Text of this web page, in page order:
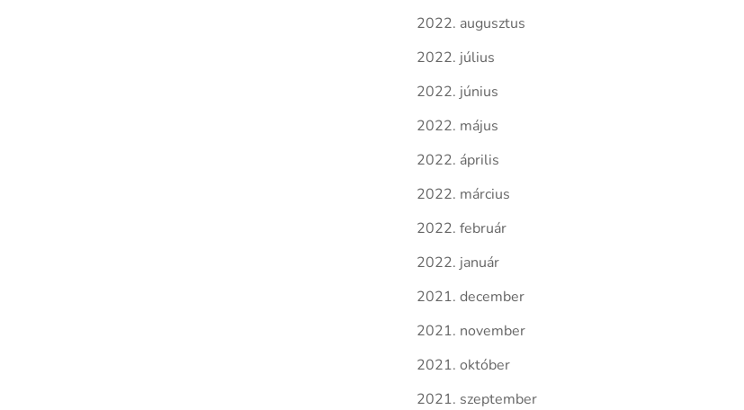
2022. augusztus
2022. július
2022. június
2022. május
2022. április
2022. március
2022. február
2022. január
2021. december
2021. november
2021. október
2021. szeptember